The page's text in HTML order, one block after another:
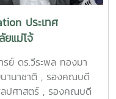
ชมหาราช บรมนาถ
ประเทศ
ยแม่โจ้
ย์ ดร.วีระพล ทองมา
านาชาติ , รองคณบดี
ปศาสตร์ , รองคณบดี